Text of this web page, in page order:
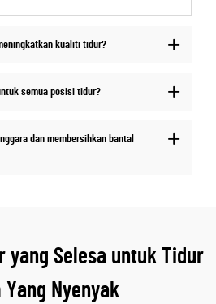
kualiti tidur?
semua posisi tidur?
dan membersihkan bantal
yang Selesa untuk Tidur
Yang Nyenyak